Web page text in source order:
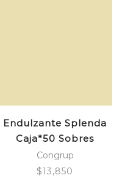
Endulzante Splenda
Caja*50 Sobres
Congrup
$13,850